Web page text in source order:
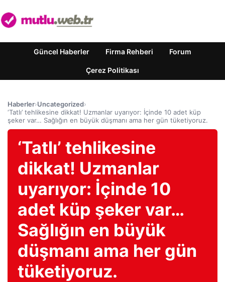
Güncel Haberler Firma Rehberi Forum
Çerez Politikası
Haberler›Uncategorized›
‘Tatlı’ tehlikesine dikkat! Uzmanlar uyarıyor: İçinde 10 adet küp
şeker var… Sağlığın en büyük düşmanı ama her gün tüketiyoruz.
‘Tatlı’ tehlikesine
dikkat! Uzmanlar
uyarıyor: İçinde 10
adet küp şeker var…
Sağlığın en büyük
düşmanı ama her gün
tüketiyoruz.